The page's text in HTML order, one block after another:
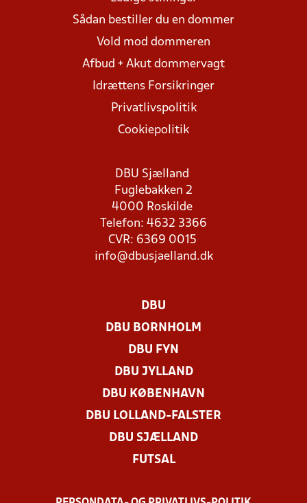
Sådan bestiller du en dommer
Vold mod dommeren
Afbud + Akut dommervagt
Idrættens Forsikringer
Privatlivspolitik
Cookiepolitik
DBU Sjælland
Fuglebakken 2
4000 Roskilde
Telefon: 4632 3366
CVR: 6369 0015
info@dbusjaelland.dk
DBU
DBU BORNHOLM
DBU FYN
DBU JYLLAND
DBU KØBENHAVN
DBU LOLLAND-FALSTER
DBU SJÆLLAND
FUTSAL